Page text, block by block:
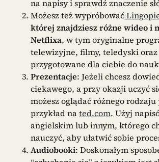
na napisy i sprawdź znaczenie
Możesz też wypróbować
której znajdziesz różne wideo i
Netflixa, w tym oryginalne
telewizyjne, filmy, teledyski
przygotowane dla ciebie do
Prezentacje: Jeżeli chcesz
ciekawego, a przy okazji uczyć
możesz oglądać różnego
przykład nated.com. Użyj
angielskim lub innym, którego
nauczyć, aby ułatwić sobie
Audiobooki: Doskonałym